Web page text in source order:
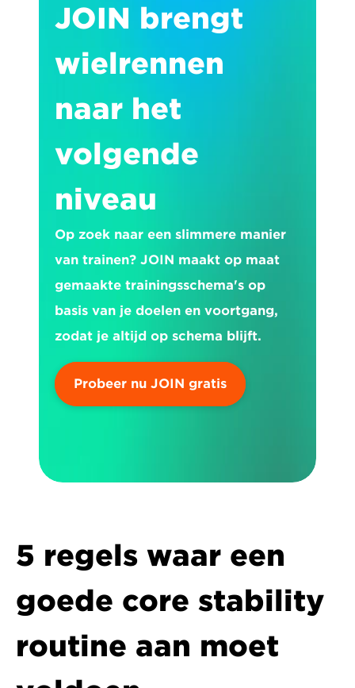
JOIN brengt
wielrennen
naar het
volgende
niveau
Op zoek naar een slimmere manier
van trainen? JOIN maakt op maat
gemaakte trainingsschema's op
basis van je doelen en voortgang,
zodat je altijd op schema blijft.
Probeer nu JOIN gratis
5 regels waar een
goede core stability
routine aan moet